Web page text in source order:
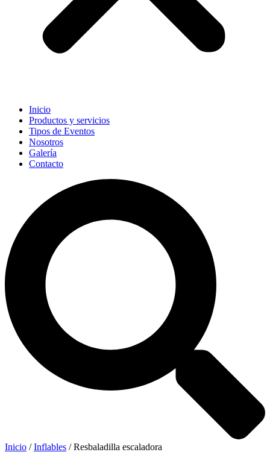
Inicio
Productos y servicios
Tipos de Eventos
Nosotros
Galería
Contacto
Inicio /Inflables / Resbaladilla escaladora